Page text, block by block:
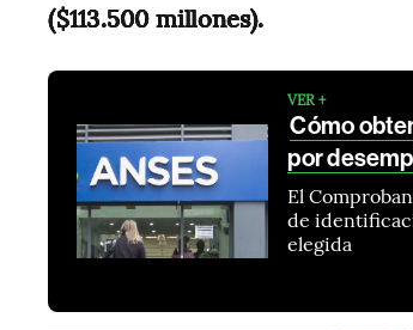
($113.500 millones).
VER +
Cómo
por
El
de
elegida